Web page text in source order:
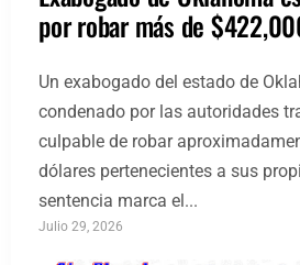
por robar más de
Un exabogado del estado de
condenado por las autoridades
culpable de robar
dólares pertenecientes a sus
sentencia marca el...
Julio 29, 2026